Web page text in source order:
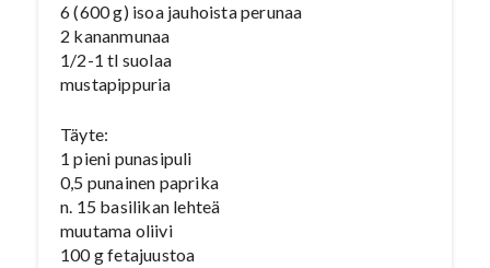
6 (600 g) isoa jauhoista perunaa
2 kananmunaa
1/2-1 tl suolaa
mustapippuria
Täyte:
1 pieni punasipuli
0,5 punainen paprika
n. 15 basilikan lehteä
muutama oliivi
100 g fetajuustoa